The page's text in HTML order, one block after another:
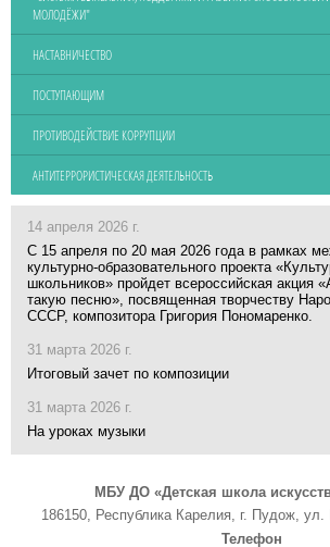
МОЛОДЁЖИ"
НАСТАВНИЧЕСТВО
ПОСТУПАЮЩИМ
ПРОТИВОДЕЙСТВИЕ КОРРУПЦИИ
АНТИТЕРРОРИСТИЧЕСКАЯ ДЕЯТЕЛЬНОСТЬ
14 апреля 2026 г.
С 15 апреля по 20 мая 2026 года в рамках
культурно-образовательного проекта
школьников» пройдет всероссийская акция
такую песню», посвященная творчеству
СССР, композитора Григория Пономаренко.
31 марта 2026 г.
Итоговый зачет по композиции
31 марта 2026 г.
На уроках музыки
МБУ ДО «Детская школа
186150, Республика Карелия, г. Пудож,
Телефон